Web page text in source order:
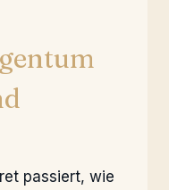
passiert, wie